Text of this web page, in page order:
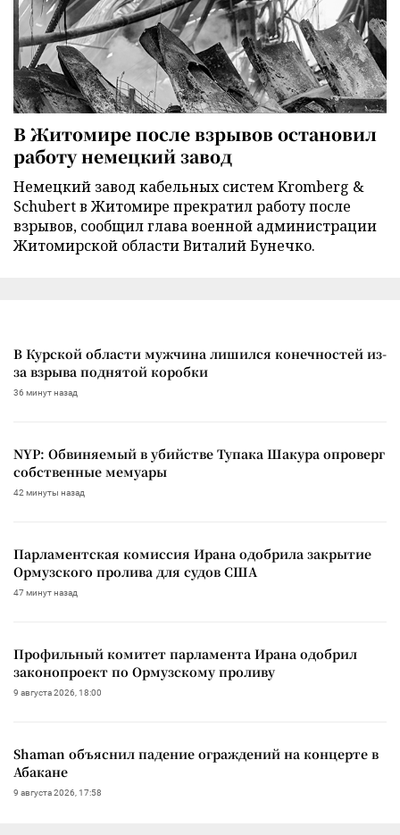
В Житомире после взрывов остановил
работу немецкий завод
Немецкий завод кабельных систем Kromberg &
Schubert в Житомире прекратил работу после
взрывов, сообщил глава военной администрации
Житомирской области Виталий Бунечко.
В Курской области мужчина лишился конечностей из-
за взрыва поднятой коробки
36 минут назад
NYP: Обвиняемый в убийстве Тупака Шакура опроверг
собственные мемуары
42 минуты назад
Парламентская комиссия Ирана одобрила закрытие
Ормузского пролива для судов США
47 минут назад
Профильный комитет парламента Ирана одобрил
законопроект по Ормузскому проливу
9 августа 2026, 18:00
Shaman объяснил падение ограждений на концерте в
Абакане
9 августа 2026, 17:58